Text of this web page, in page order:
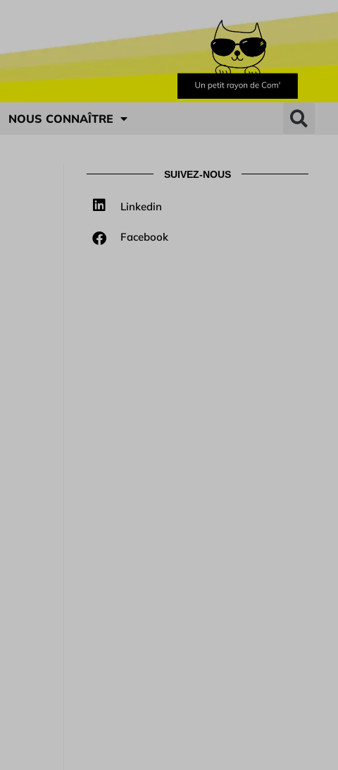
NOUS CONNAÎTRE
SUIVEZ-NOUS
Linkedin
Facebook